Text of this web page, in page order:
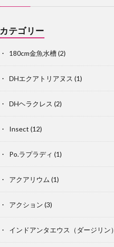
カテゴリー
180cm金魚水槽(2)
DHエクアトリアヌス (1)
DHヘラクレス (2)
Insect (12)
Po.ラプラディ (1)
アクアリウム (1)
アクション (3)
インドアンタエウス（ダージリン）